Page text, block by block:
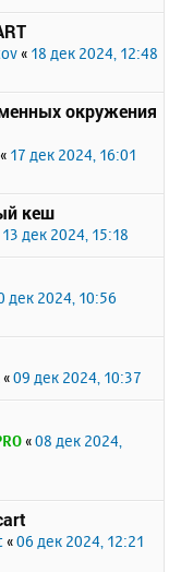
« 18 дек 2024, 12:48
окружения
« 17 дек 2024, 16:01
кеш
13 дек 2024, 15:18
дек 2024, 10:56
«09 дек 2024, 10:37
«08 дек 2024,
«06 дек 2024, 12:21